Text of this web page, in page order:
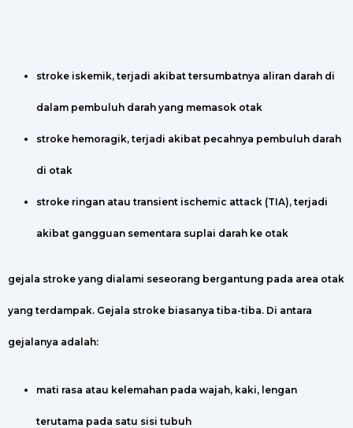
stroke iskemik, terjadi akibat tersumbatnya aliran darah di
dalam pembuluh darah yang memasok otak
stroke hemoragik, terjadi akibat pecahnya pembuluh darah
di otak
stroke ringan atau transient ischemic attack (TIA), terjadi
akibat gangguan sementara suplai darah ke otak
gejala stroke yang dialami seseorang bergantung pada area otak
yang terdampak. Gejala stroke biasanya tiba-tiba. Di antara
gejalanya adalah:
mati rasa atau kelemahan pada wajah, kaki, lengan
terutama pada satu sisi tubuh